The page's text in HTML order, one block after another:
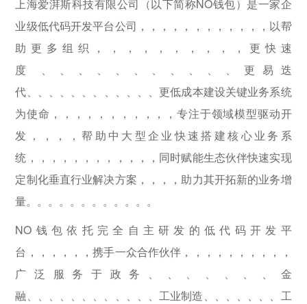
上海爱湃斯科技有限公司（以下简称NO钱包）是一家企
业级低代码开发平台公司，，，，，，，，，，，，以帮
助更多组织，，，，，，，，，，更快速
度、、、、、、、、、、、更易迭
代、、、、、、、、、、、、更低成本建设关键业务系统
为使命，，，，，，，，，，，专注于领域模型驱动开
发，，，，帮助中大型企业快速搭建核心业务系
统，，，，，，，，，，，，同时赋能生态伙伴快速实现
定制化垂直行业解决方案，，，，助力其开拓新的业务增
量。。。。。。。。。。。。
NO钱包依托完全自主研发的低代码开发平
台，，，，，，携手一众合作伙伴，，，，，，，，，，
广泛服务于政务、、、、、、、金
融、、、、、、、、、、、、工业制造、、、、、、、工